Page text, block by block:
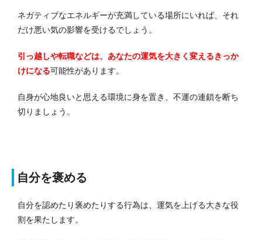
ネガティブなエネルギーが充満している場所にいれば、それ
だけ悪い気の影響を受けるでしょう。
引っ越しや転職などは、あなたの運気を大きく変えるきっか
けになる可能性があります。
自身が心地良いと思える環境に身を置き、不運の連鎖を断ち
切りましょう。
自分を褒める
自分を認めたり褒めたりする行為は、運気を上げる大きな役
割を果たします。